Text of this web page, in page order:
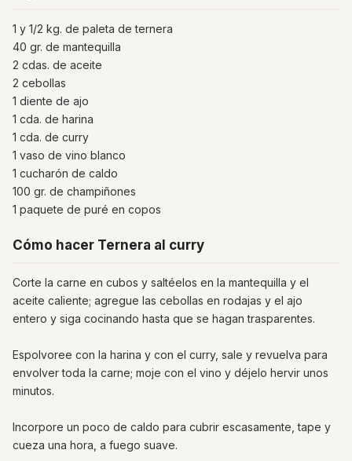
1 y 1/2 kg. de paleta de ternera
40 gr. de mantequilla
2 cdas. de aceite
2 cebollas
1 diente de ajo
1 cda. de harina
1 cda. de curry
1 vaso de vino blanco
1 cucharón de caldo
100 gr. de champiñones
1 paquete de puré en copos
Cómo hacer Ternera al curry
Corte la carne en cubos y saltéelos en la mantequilla y el
aceite caliente; agregue las cebollas en rodajas y el ajo
entero y siga cocinando hasta que se hagan trasparentes.
Espolvoree con la harina y con el curry, sale y revuelva para
envolver toda la carne; moje con el vino y déjelo hervir unos
minutos.
Incorpore un poco de caldo para cubrir escasamente, tape y
cueza una hora, a fuego suave.